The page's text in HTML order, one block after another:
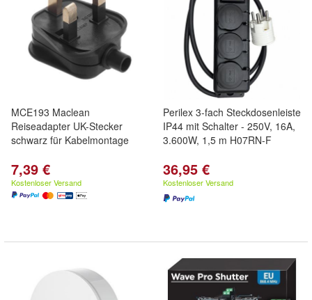
MCE193 Maclean
Reiseadapter UK-Stecker
schwarz für Kabelmontage
7,39 €
Kostenloser Versand
Perilex 3-fach Steckdosenleiste
IP44 mit Schalter - 250V, 16A,
3.600W, 1,5 m H07RN-F
36,95 €
Kostenloser Versand